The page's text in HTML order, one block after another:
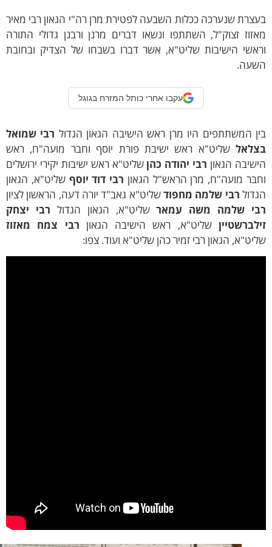
שנערכה ככלות השבעה לפטירת מרן רה"י הגאון רבי מאיר
זצוק"ל, השתתפו ונשאו דברים מרנן ורבנן גדולי התורה
הישיבות שליט"א, אשר דברו בשבחו של הצדיק ובחובת
עקבו אחרי כותל המזרח בגוגל
המשתתפים היו מרן ראש הישיבה הגאון הגדולרבי שמואל
שליט"א ראש ישיבת פורת יוסף וחבר מועה"ח, ראש
הגאוןרבי יהודה כהן שליט"א ראש ישיבות יקירי ירושלים
מועה"ח, מרן הראש"ל הגאוןרבי דוד יוסףשליט"א, הגאון
רבי שלמה מחפודשליט"א גאב"ד יורה דעה, הראשון לציון
שלמה משה עמארשליט"א, הגאון הגדולרבי יצחק
שליט"א, ראש הישיבה הגאוןרבי צמח מאזוז
הגאון רבי זמיר כהן שליט"א ועוד. צפו: